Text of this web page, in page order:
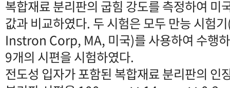
복합재료 분리판의 굽힘 강도를 측정하여 미
값과 비교하였다. 두 시험은 모두 만능 시험
Instron Corp, MA, 미국)를 사용하여 수행
9개의 시편을 시험하였다.
전도성 입자가 포함된 복합재료 분리판의 인